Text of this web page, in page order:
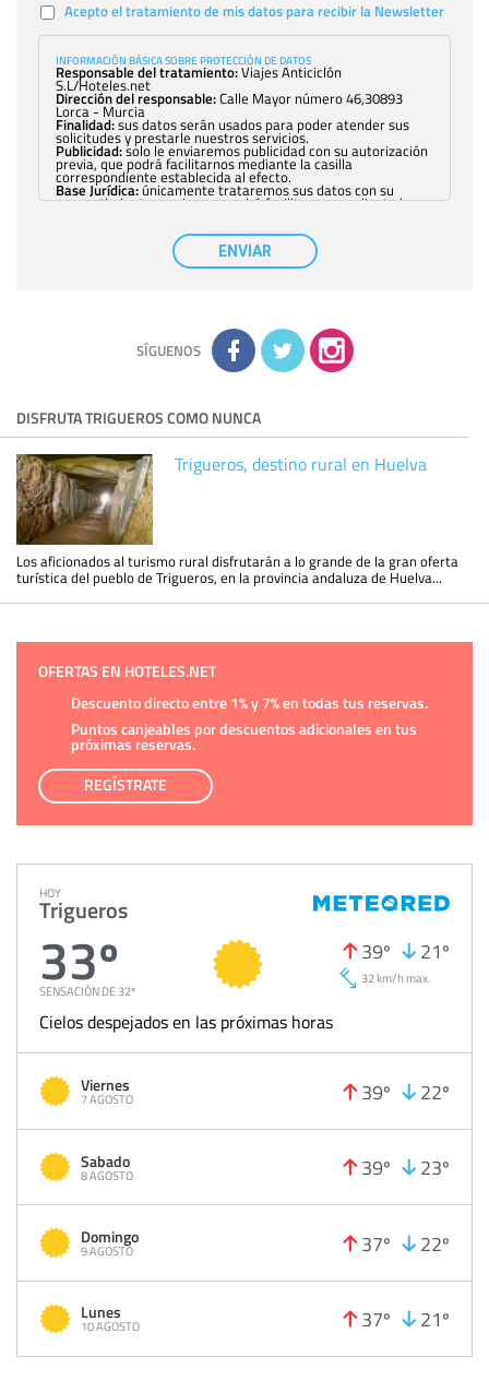
Acepto el tratamiento de mis datos para recibir la Newsletter
INFORMACIÓN BÁSICA SOBRE PROTECCIÓN DE DATOS
Responsable del tratamiento:Viajes Anticiclón
S.L/Hoteles.net
Dirección del responsable:Calle Mayor número 46,30893
Lorca - Murcia
Finalidad:sus datos serán usados para poder atender sus
solicitudes y prestarle nuestros servicios.
Publicidad:solo le enviaremos publicidad con su autorización
previa, que podrá facilitarnos mediante la casilla
correspondiente establecida al efecto.
Base Jurídica:únicamente trataremos sus datos con su
consentimiento previo, que podrá facilitarnos mediante la
con carácter general, sólo el personal de
nuestra entidad que esté debidamente autorizado podrá
tener conocimiento de la información que le pedimos. No se
comunicarán datos a terceros.
adicional y detallada sobre cómo tratamos sus datos en la
política de privacidad
ENVIAR
SÍGUENOS
DISFRUTA TRIGUEROS COMO NUNCA
Trigueros, destino rural en Huelva
Los aficionados al turismo rural disfrutarán a lo grande de la gran oferta
turística del pueblo de Trigueros, en la provincia andaluza de Huelva...
OFERTAS EN HOTELES.NET
Descuento directo entre 1% y 7% en todas tus reservas.
Puntos canjeables por descuentos adicionales en tus
próximas reservas.
REGÍSTRATE
HOY
Trigueros
33º
SENSACIÓN DE 32º
39º 21º
32 km/h max.
Cielos despejados en las próximas horas
Viernes
7 AGOSTO 39º 22º
Sabado
8 AGOSTO 39º 23º
Domingo
9 AGOSTO 37º 22º
Lunes
10 AGOSTO 37º 21º